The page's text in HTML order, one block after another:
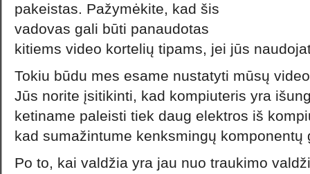
pakeistas. Pažymėkite, kad šis
vadovas gali būti panaudotas
kitiems video kortelių tipams, jei jūs
Tokiu būdu mes esame nustatyti mūsų
Jūs norite įsitikinti, kad kompiuteris yra
ketiname paleisti tiek daug elektros iš
kad sumažintume kenksmingų komponentų
Po to, kai valdžia yra jau nuo traukimo